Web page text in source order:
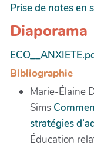
Prise de notes en
Diaporama
Bibliographie
Marie-Élaine
Sims
stratégies
Éducation